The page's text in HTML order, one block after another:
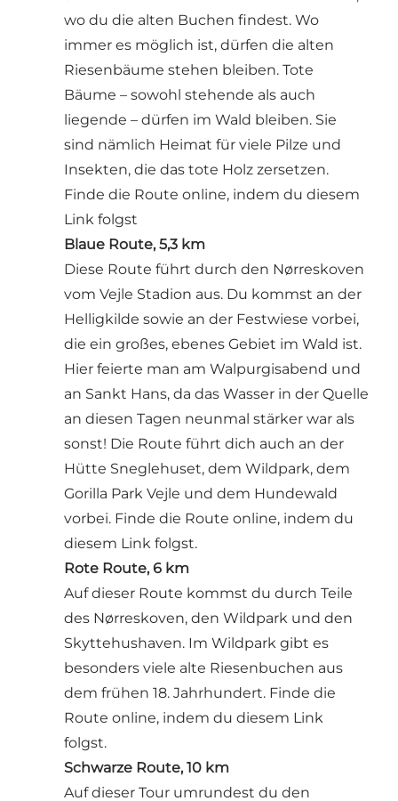
wo du die alten Buchen findest. Wo
immer es möglich ist, dürfen die alten
Riesenbäume stehen bleiben. Tote
Bäume – sowohl stehende als auch
liegende – dürfen im Wald bleiben. Sie
sind nämlich Heimat für viele Pilze und
Insekten, die das tote Holz zersetzen.
Finde die Route online, indem du diesem
Link folgst
Blaue Route, 5,3 km
Diese Route führt durch den Nørreskoven
vom Vejle Stadion aus. Du kommst an der
Helligkilde sowie an der Festwiese vorbei,
die ein großes, ebenes Gebiet im Wald ist.
Hier feierte man am Walpurgisabend und
an Sankt Hans, da das Wasser in der Quelle
an diesen Tagen neunmal stärker war als
sonst! Die Route führt dich auch an der
Hütte Sneglehuset, dem Wildpark, dem
Gorilla Park Vejle und dem Hundewald
vorbei. Finde die Route online, indem du
diesem Link folgst.
Rote Route, 6 km
Auf dieser Route kommst du durch Teile
des Nørreskoven, den Wildpark und den
Skyttehushaven. Im Wildpark gibt es
besonders viele alte Riesenbuchen aus
dem frühen 18. Jahrhundert. Finde die
Route online, indem du diesem Link
folgst.
Schwarze Route, 10 km
Auf dieser Tour umrundest du den